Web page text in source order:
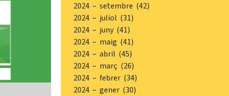
2024 – setembre (42)
2024 – juliol (31)
2024 – juny (41)
2024 – maig (41)
2024 – abril (45)
2024 – març (26)
2024 – febrer (34)
2024 – gener (30)